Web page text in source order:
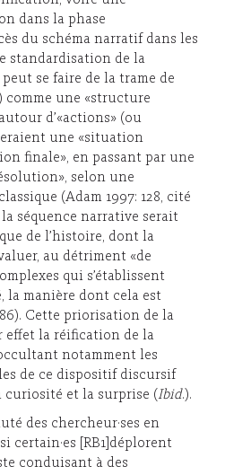
dans la phase
du schéma narratif dans les
standardisation de la
se faire de la trame de
comme une «structure
d’«actions» (ou
une «situation
finale», en passant par une
selon une
(Adam 1997: 128, cité
séquence narrative serait
de l’histoire, dont la
au détriment «de
qui s’établissent
la manière dont cela est
Cette priorisation de la
effet la réification de la
notamment les
de ce dispositif discursif
curiosité et la surprise (Ibid.).
des chercheur·ses en
certain·es [RB1]déplorent
conduisant à des